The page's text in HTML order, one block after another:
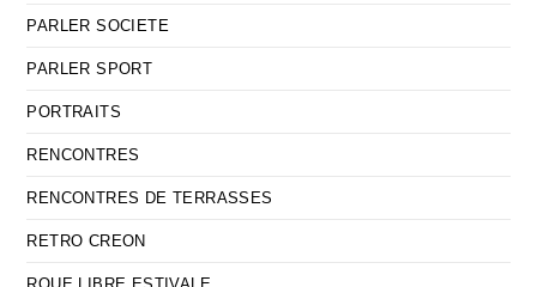
PARLER SOCIETE
PARLER SPORT
PORTRAITS
RENCONTRES
RENCONTRES DE TERRASSES
RETRO CREON